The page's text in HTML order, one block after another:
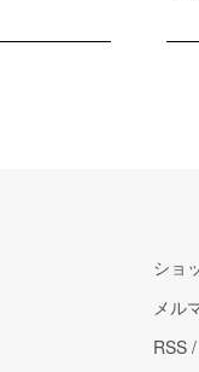
ショ
メル
RSS